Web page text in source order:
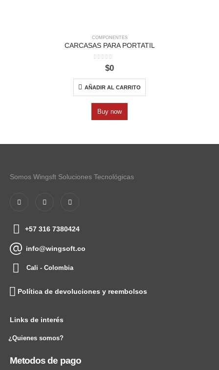
COMPONENTES
CARCASAS PARA PORTATIL
out of 5
$0
AÑADIR AL CARRITO
Buy now
Somos Wingsft Soluciones Tecnológicas
+57 316 7380424
info@wingsoft.co
Cali - Colombia
Política de devoluciones y reembolsos
Links de interés
¿Quienes somos?
Metodos de pago